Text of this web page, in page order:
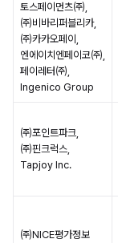
토스페이먼츠㈜,
㈜비바리퍼블리카,
㈜카카오페이,
엔에이치엔페이코㈜,
페이레터㈜,
Ingenico Group
㈜포인트파크,
㈜핀크럭스,
Tapjoy Inc.
㈜NICE평가정보